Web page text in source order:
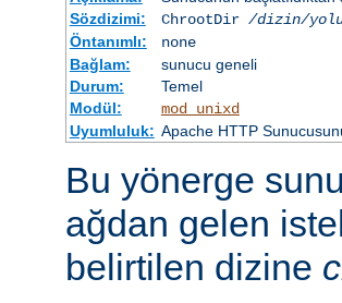
Sözdizimi:
ChrootDir /dizin/
Öntanımlı:
none
Bağlam:
sunucu geneli
Durum:
Temel
Modül:
mod_unixd
Uyumluluk: Apache HTTP
Bu yönerge
ağdan gelen
belirtilen dizine